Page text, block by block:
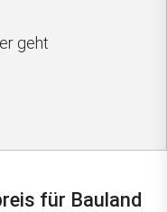
geht
für Bauland